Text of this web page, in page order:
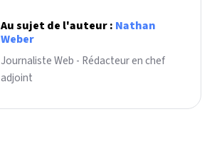
Au sujet de l'auteur : Nathan
Weber
Journaliste Web - Rédacteur en chef
adjoint